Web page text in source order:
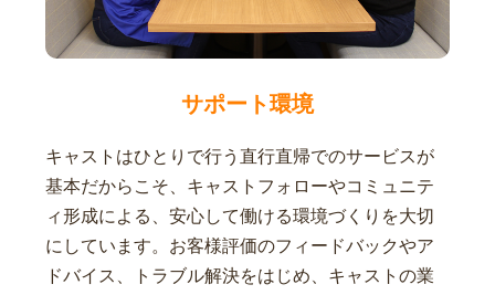
サポート環境
キャストはひとりで行う直行直帰でのサービスが
基本だからこそ、キャストフォローやコミュニテ
ィ形成による、安心して働ける環境づくりを大切
にしています。お客様評価のフィードバックやア
ドバイス、トラブル解決をはじめ、キャストの業